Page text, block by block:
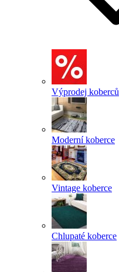
Výprodej koberců
Moderní koberce
Vintage koberce
Chlupaté koberce